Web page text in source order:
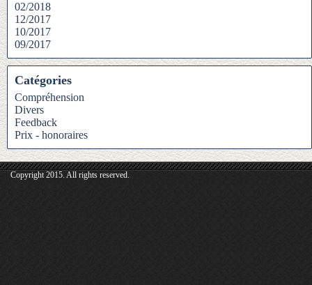
02/2018
12/2017
10/2017
09/2017
Catégories
Compréhension
Divers
Feedback
Prix - honoraires
Copyright 2015. All rights reserved.